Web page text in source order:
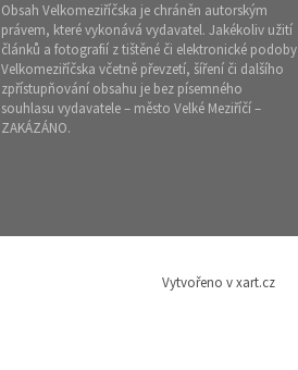
Obsah Velkomeziříčska je chráněn autorským
právem, které vykonává vydavatel. Jakékoliv užití
článků a fotografií z tištěné či elektronické podoby
Velkomeziříčska včetně převzetí, šíření či dalšího
zpřístupňování obsahu je bez písemného
souhlasu vydavatele – město Velké Meziříčí –
ZAKÁZÁNO.
Vytvořeno v xart.cz